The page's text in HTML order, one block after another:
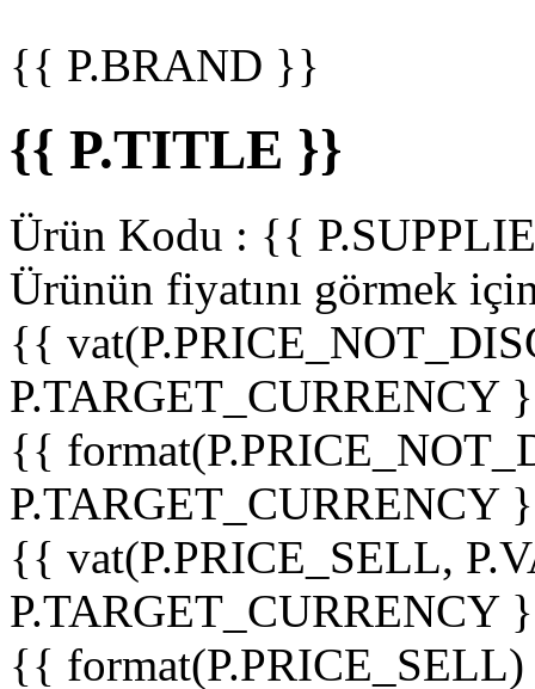
{{ P.BRAND }}
{{ P.TITLE }}
Ürün Kodu : {{
Ürünün fiyatını görmek
{{
P.TARGET_CURRENCY
{{
P.TARGET_CURRENCY
{{ vat(P.PRICE_SELL,
P.TARGET_CURRENCY
{{